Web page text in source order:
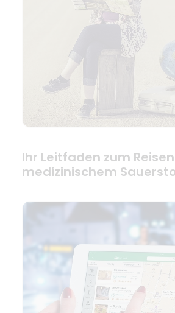
Ihr Leitfaden zum
medizinischem